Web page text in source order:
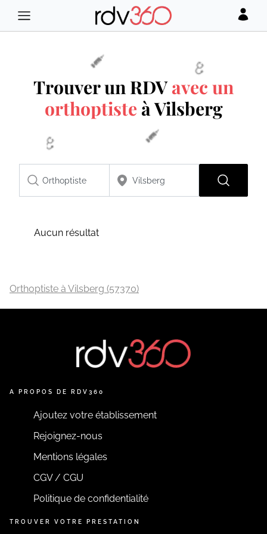
Trouver un RDVavec un
orthoptiste à Vilsberg
Aucun résultat
Orthoptiste à Vilsberg (57370)
A PROPOS DE RDV360
Ajoutez votre établissement
Rejoignez-nous
Mentions légales
CGV / CGU
Politique de confidentialité
TROUVER VOTRE PRESTATION